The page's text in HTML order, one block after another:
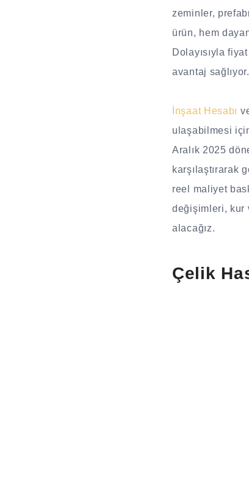
zeminler,
ürün, hem
Dolayısıyla
avantaj sağlıyor.
İnşaat Hesabı
ulaşabilmesi
Aralık 2025
karşılaştırarak
reel maliyet
değişimleri, kur
alacağız.
Çelik